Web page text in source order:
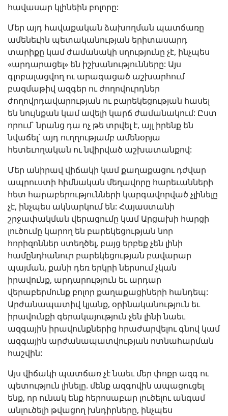
հավասար կլինեին բոլորը:
Մեր այդ հավաքական ձախողման պատճառը
ամենեւին պետականության երիտասարդ
տարիքը կամ ժամանակի սղությունը չէ, ինչպես
«արդարացել» են իշխանությունները: Այս
գլոբալացվող ու արագացած աշխարհում
բազմաթիվ ազգեր ու ժողովուրդներ
ժողովրդավարության ու բարեկեցության հասել
են նույնքան կամ ավելի կարճ ժամանակում: Ըստ
որում` նրանց դա ոչ թե տրվել է, այլ իրենք են
նվաճել` այդ ուղղությամբ ամենօրյա
հետեւողական ու նվիրված աշխատանքով:
Մեր անիրավ վիճակի կամ քաղաքացու դժվար
ապրուստի հիմնական մեղավորը հարեւանների
հետ հարաբերությունների կարգավորված չլինելը
չէ, ինչպես ակնարկում են: Հայաստանի
շրջափակման վերացումը կամ Արցախի հարցի
լուծումը կարող են բարեկեցության նոր
հորիզոններ ստեղծել, բայց երբեք չեն լինի
համընդհանուր բարեկեցության բավարար
պայման, քանի դեռ երկրի ներսում չկան
իրավունք, արդարություն եւ արդար
վերաբերմունք բոլոր քաղաքացիների հանդեպ:
Արժանապատիվ կյանք, օրինականություն եւ
իրավունքի գերակայություն չեն լինի նաեւ
ազգային իրավունքներից հրաժարվելու գնով կամ
ազգային արժանապատվության ոտնահարման
հաշվին:
Այս վիճակի պատճառ չէ նաեւ մեր փոքր ազգ ու
պետություն լինելը. մենք ազգովին ապացուցել
ենք, որ ունակ ենք հերոսաբար լուծելու անգամ
անլուծելի թվացող խնդիրները, ինչպես